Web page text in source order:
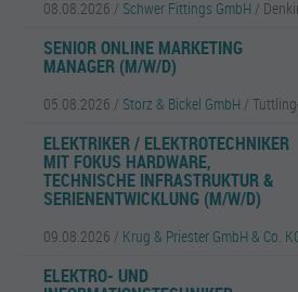
08.08.2026 / Schwer Fittings GmbH /
SENIOR ONLINE MARKETING
MANAGER (M/W/D)
05.08.2026 / Storz & Bickel GmbH /
ELEKTRIKER / ELEKTROTECHNIKER
MIT FOKUS HARDWARE,
TECHNISCHE INFRASTRUKTUR &
SERIENENTWICKLUNG (M/W/D)
09.08.2026 / Krug & Priester GmbH & Co.
ELEKTRO- UND